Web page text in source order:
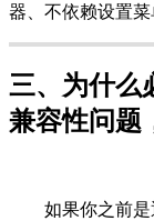
器、不依赖设置菜
三、为什么
兼容性问题
如果你之前是